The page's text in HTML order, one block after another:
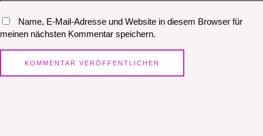
Name, E-Mail-Adresse und Website in diesem Browser für
meinen nächsten Kommentar speichern.